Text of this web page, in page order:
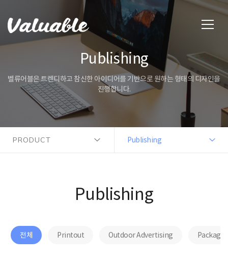
Publishing
벨류어블은 트렌디하고 참신한 아이디어를 기반으로 원하는 형태의 디자인을
진행합니다.
PRODUCT Publishing
Publishing
전체 Printout Outdoor Advertising Package